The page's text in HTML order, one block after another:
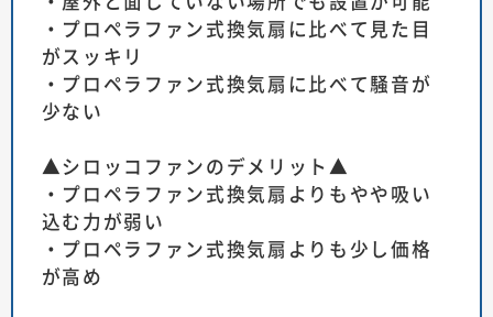
・プロペラファン式換気扇に比べて見た目
がスッキリ
・プロペラファン式換気扇に比べて騒音が
少ない
▲シロッコファンのデメリット▲
・プロペラファン式換気扇よりもやや吸い
込む力が弱い
・プロペラファン式換気扇よりも少し価格
が高め